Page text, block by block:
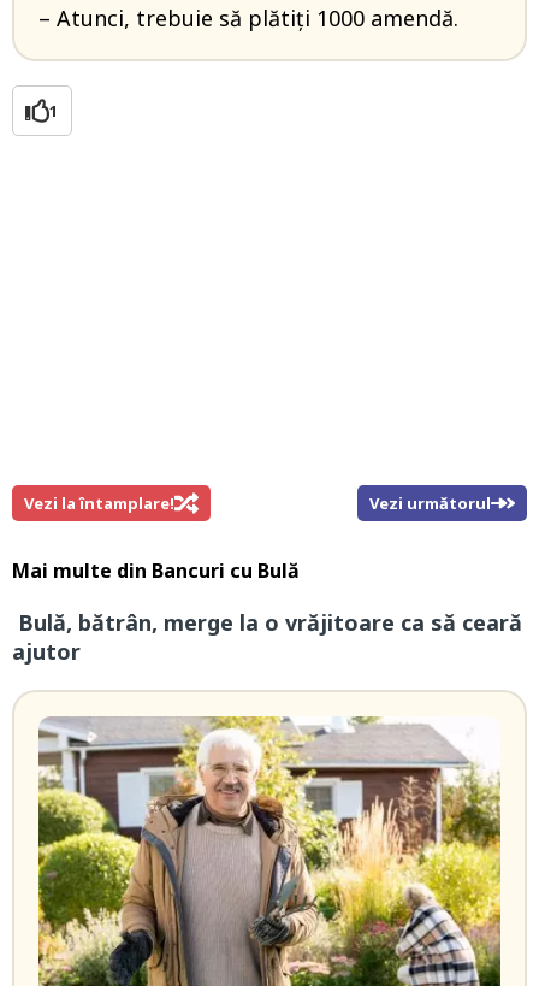
– Atunci, trebuie să plătiți 1000 amendă.
1
Vezi la întamplare! Vezi următorul
Mai multe din Bancuri cu Bulă
Bulă, bătrân, merge la o vrăjitoare ca să ceară
ajutor